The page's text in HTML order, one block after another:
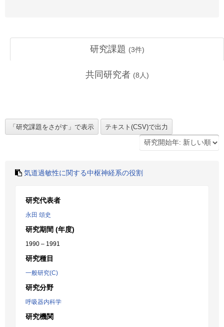
研究課題 (3件)
共同研究者 (8 人)
気道過敏性に関する中枢神経系の役割
研究代表者
永田 頌史
研究期間 (年度)
1990 – 1991
研究種目
一般研究(C)
研究分野
呼吸器内科学
研究機関